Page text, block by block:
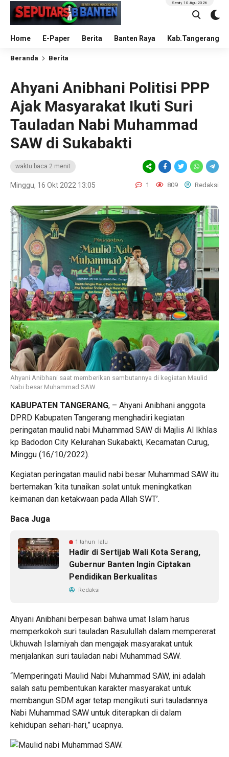
Home E-Paper Berita Banten Raya Kab.Tangerang
Senin, 10 Agu 2026
Beranda Berita
Ahyani Anibhani Politisi PPP
Ajak Masyarakat Ikuti Suri
Tauladan Nabi Muhammad
SAW di Sukabakti
waktu baca 2 menit
Minggu, 16 Okt 2022 13:05 1 809 Redaksi
Ahyani Anibhani saat memberikan sambutannya di kegiatan Maulid
Nabi besar Muhammad SAW.
KABUPATEN TANGERANG, – Ahyani Anibhani anggota
DPRD Kabupaten Tangerang menghadiri kegiatan
peringatan maulid nabi Muhammad SAW di Majlis Al Ikhlas
kp Badodon City Kelurahan Sukabakti, Kecamatan Curug,
Minggu (16/10/2022).
Kegiatan peringatan maulid nabi besar Muhammad SAW itu
bertemakan ‘kita tunaikan solat untuk meningkatkan
keimanan dan ketakwaan pada Allah SWT’.
Baca Juga
1 tahun lalu
Hadir di Sertijab Wali Kota Serang,
Gubernur Banten Ingin Ciptakan
Pendidikan Berkualitas
Redaksi
Ahyani Anibhani berpesan bahwa umat Islam harus
memperkokoh suri tauladan Rasulullah dalam mempererat
Ukhuwah Islamiyah dan mengajak masyarakat untuk
menjalankan suri tauladan nabi Muhammad SAW.
“Memperingati Maulid Nabi Muhammad SAW, ini adalah
salah satu pembentukan karakter masyarakat untuk
membangun SDM agar tetap mengikuti suri tauladannya
Nabi Muhammad SAW untuk diterapkan di dalam
kehidupan sehari-hari,” ucapnya.